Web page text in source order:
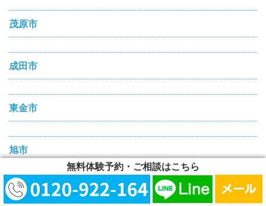
無料体験予約・ご相談はこちら
茂原市
成田市
東金市
旭市
勝浦市